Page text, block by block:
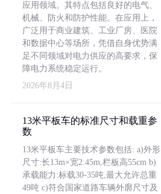
应用领域。其特点包括良好的电气、
机械、防火和防护性能。在应用上，
广泛用于商业建筑、工业厂房、医院
和数据中心等场所，凭借自身优势满
足不同领域对电力供应的高要求，保
障电力系统稳定运行。
2026年8月4日
13米平板车的标准尺寸和载重参
数
13米平板车主要技术参数包括: a)外形
尺寸:长13m×宽2.45m,栏板高55cm b)
承载能力:标载30-35吨,最大允许总重
49吨 c)符合国家道路车辆外廓尺寸及